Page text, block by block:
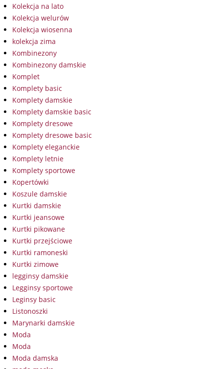
Kolekcja na lato
Kolekcja welurów
Kolekcja wiosenna
kolekcja zima
Kombinezony
Kombinezony damskie
Komplet
Komplety basic
Komplety damskie
Komplety damskie basic
Komplety dresowe
Komplety dresowe basic
Komplety eleganckie
Komplety letnie
Komplety sportowe
Kopertówki
Koszule damskie
Kurtki damskie
Kurtki jeansowe
Kurtki pikowane
Kurtki przejściowe
Kurtki ramoneski
Kurtki zimowe
legginsy damskie
Legginsy sportowe
Leginsy basic
Listonoszki
Marynarki damskie
Moda
Moda
Moda damska